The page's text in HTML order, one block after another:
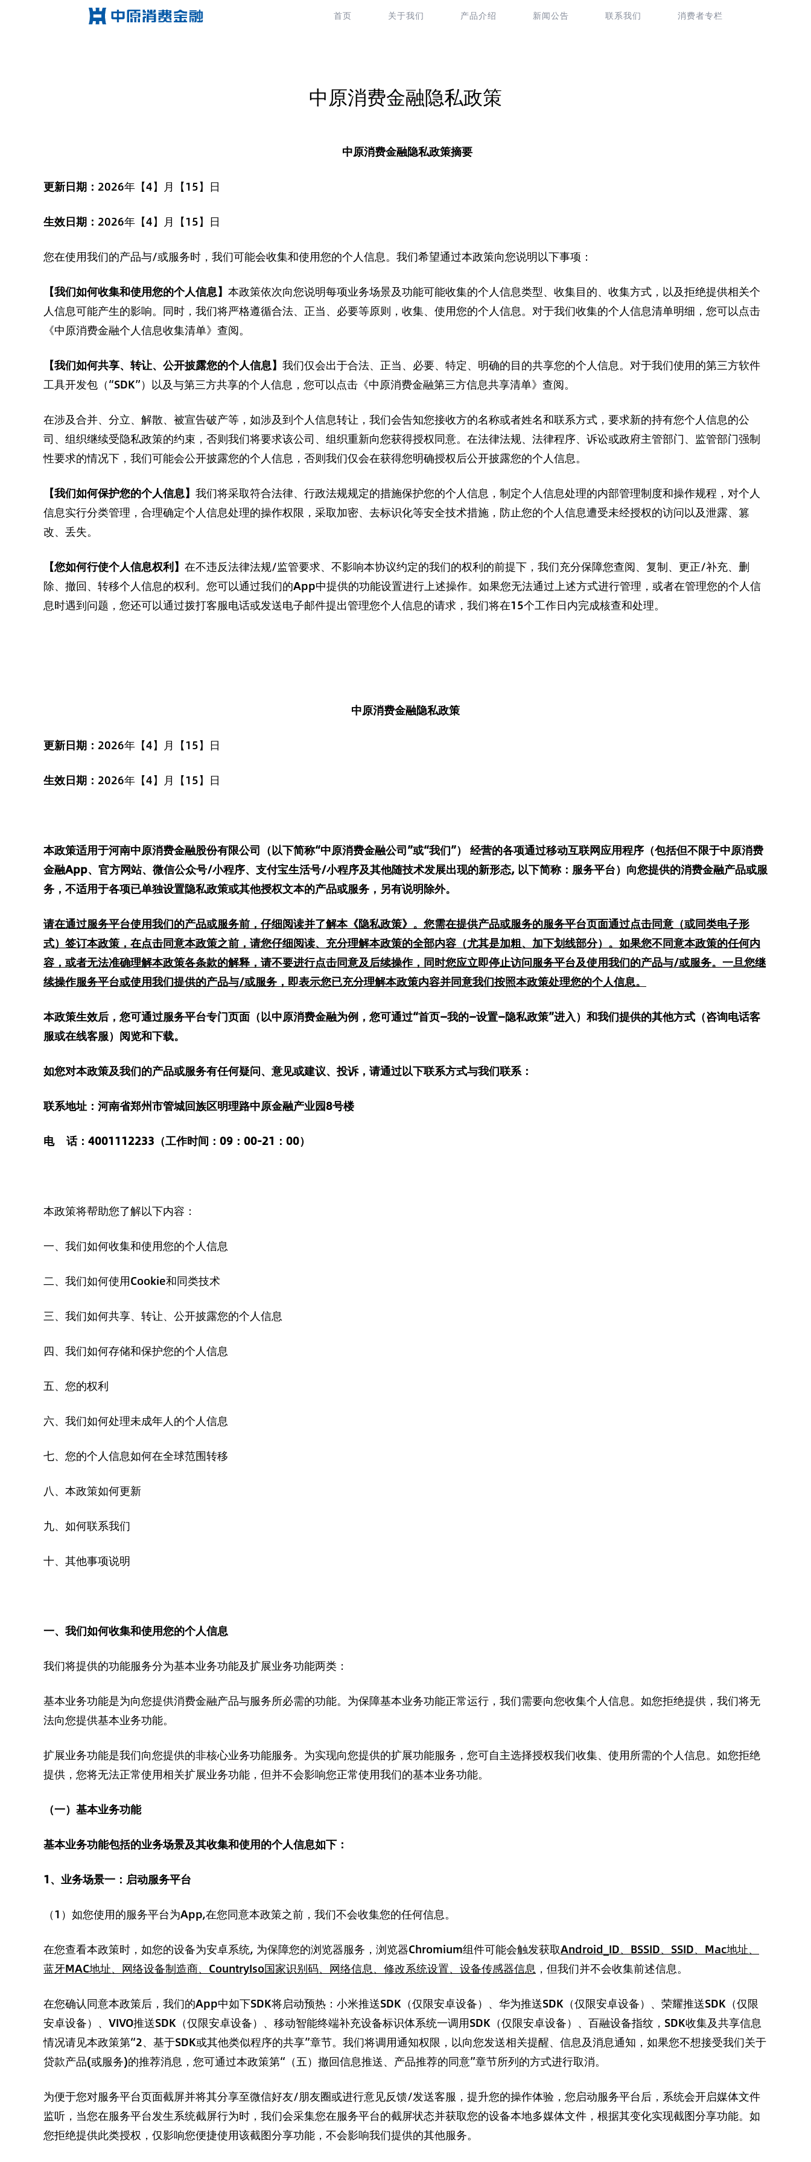
首页 关于我们 产品介绍 新闻公告 联系我们 消费者专栏
中原消费金融隐私政策
中原消费金融隐私政策摘要
更新日期： 2026年【4】月【15】日
生效日期： 2026年【4】月【15】日
您在使用我们的产品与/或服务时，我们可能会收集和使用您的个人信息。我们希望通过本政策向您说明以下事项：
【我们如何收集和使用您的个人信息】 本政策依次向您说明每项业务场景及功能可能收集的个人信息类型、收集目的、收集方式，以及拒绝提供相关个
人信息可能产生的影响。同时，我们将严格遵循合法、正当、必要等原则，收集、使用您的个人信息。对于我们收集的个人信息清单明细，您可以点击
《中原消费金融个人信息收集清单》查阅。
【我们如何共享、转让、公开披露您的个人信息】 我们仅会出于合法、正当、必要、特定、明确的目的共享您的个人信息。对于我们使用的第三方软件
工具开发包（“SDK”）以及与第三方共享的个人信息，您可以点击《中原消费金融第三方信息共享清单》查阅。
在涉及合并、分立、解散、被宣告破产等，如涉及到个人信息转让，我们会告知您接收方的名称或者姓名和联系方式，要求新的持有您个人信息的公
司、组织继续受隐私政策的约束，否则我们将要求该公司、组织重新向您获得授权同意。在法律法规、法律程序、诉讼或政府主管部门、监管部门强制
性要求的情况下，我们可能会公开披露您的个人信息，否则我们仅会在获得您明确授权后公开披露您的个人信息。
【我们如何保护您的个人信息】 我们将采取符合法律、行政法规规定的措施保护您的个人信息，制定个人信息处理的内部管理制度和操作规程，对个人
信息实行分类管理，合理确定个人信息处理的操作权限，采取加密、去标识化等安全技术措施，防止您的个人信息遭受未经授权的访问以及泄露、篡
改、丢失。
【您如何行使个人信息权利】 在不违反法律法规/监管要求、不影响本协议约定的我们的权利的前提下，我们充分保障您查阅、复制、更正/补充、删
除、撤回、转移个人信息的权利。您可以通过我们的App中提供的功能设置进行上述操作。如果您无法通过上述方式进行管理，或者在管理您的个人信
息时遇到问题，您还可以通过拨打客服电话或发送电子邮件提出管理您个人信息的请求，我们将在15个工作日内完成核查和处理。
中原消费金融隐私政策
更新日期： 2026年【4】月【15】日
生效日期： 2026年【4】月【15】日
本政策适用于河南中原消费金融股份有限公司（以下简称“中原消费金融公司”或“我们”） 经营的各项通过移动互联网应用程序（包括但不限于中原消费
金融App、 官方网站、微信公众号/小程序、支付宝生活号/小程序及其他随技术发展出现的新形态, 以下简称：服务平台） 向您提供的消费金融产品或服
务，不适用于各项已单独设置隐私政策或其他授权文本的产品或服务，另有说明除外。
请在通过服务平台使用我们的产品或服务前，仔细阅读并了解本《隐私政策》。 您需在提供产品或服务的服务平台页面通过点击同意（或同类电子形
式）签订本政策， 在点击同意本政策之前，请您仔细阅读、充分理解本政策的全部内容（尤其是加粗、加下划线部分）。如果您不同意本政策的任何内
容，或者无法准确理解本政策各条款的解释，请不要进行点击同意及后续操作，同时您应立即停止访问服务平台及使用我们的产品与/或服务。 一旦您继
续操作服务平台或使用我们提供的产品与/或服务，即表示您已充分理解本政策内容并同意我们按照本政策处理您的个人信息。
本政策生效后，您可通过服务平台专门页面（以中原消费金融为例，您可通过“首页—我的—设置—隐私政策”进入）和我们提供的其他方式（咨询电话客
服或在线客服）阅览和下载。
如您对本政策及我们的产品或服务有任何疑问、意见或建议、投诉，请通过以下联系方式与我们联系：
联系地址：河南省郑州市管城回族区明理路中原金融产业园8号楼
电 话：4001112233（工作时间：09：00-21：00）
本政策将帮助您了解以下内容：
一、我们如何收集和使用您的个人信息
二、我们如何使用Cookie和同类技术
三、我们如何共享、转让、公开披露您的个人信息
四、我们如何存储和保护您的个人信息
五、您的权利
六、我们如何处理未成年人的个人信息
七、您的个人信息如何在全球范围转移
八、本政策如何更新
九、如何联系我们
十、其他事项说明
一、我们如何收集和使用您的个人信息
我们将提供的功能服务分为基本业务功能及扩展业务功能两类：
基本业务功能是为向您提供消费金融产品与服务所必需的功能。为保障基本业务功能正常运行，我们需要向您收集个人信息。如您拒绝提供，我们将无
法向您提供基本业务功能。
扩展业务功能是我们向您提供的非核心业务功能服务。为实现向您提供的扩展功能服务，您可自主选择授权我们收集、使用所需的个人信息。如您拒绝
提供，您将无法正常使用相关扩展业务功能，但并不会影响您正常使用我们的基本业务功能。
（一） 基本业务功能
基本业务功能包括的业务场景及其收集和使用的个人信息如下：
1、 业务场景一： 启动服务平台
（1）如您使用的服务平台为App,在您同意本政策之前，我们不会收集您的任何信息。
在您查看本政策时，如您的设备为安卓系统, 为保障您的浏览器服务，浏览器Chromium组件可能会触发获取Android_ID、BSSID、SSID、Mac地址、
蓝牙MAC地址、网络设备制造商、CountryIso国家识别码、网络信息、修改系统设置、设备传感器信息 ，但我们并不会收集前述信息。
在您确认同意本政策后，我们的App中如下SDK将启动预热：小米推送SDK（仅限安卓设备）、华为推送SDK（仅限安卓设备）、荣耀推送SDK（仅限
安卓设备）、VIVO推送SDK（仅限安卓设备）、移动智能终端补充设备标识体系统一调用SDK（仅限安卓设备）、百融设备指纹，SDK收集及共享信息
情况请见本政策第“2、基于SDK或其他类似程序的共享”章节。我们将调用通知权限，以向您发送相关提醒、信息及消息通知，如果您不想接受我们关于
贷款产品(或服务)的推荐消息，您可通过本政策第“（五）撤回信息推送、产品推荐的同意”章节所列的方式进行取消。
为便于您对服务平台页面截屏并将其分享至微信好友/朋友圈或进行意见反馈/发送客服，提升您的操作体验，您启动服务平台后，系统会开启媒体文件
监听，当您在服务平台发生系统截屏行为时，我们会采集您在服务平台的截屏状态并获取您的设备本地多媒体文件，根据其变化实现截图分享功能。如
您拒绝提供此类授权，仅影响您便捷使用该截图分享功能，不会影响我们提供的其他服务。